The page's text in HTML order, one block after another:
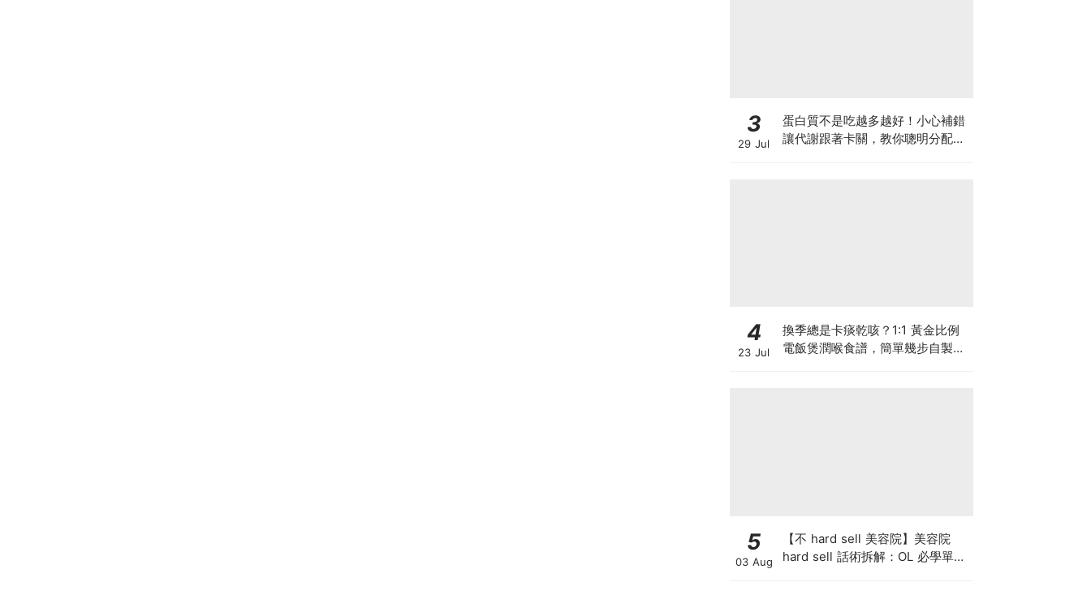
3
29 Jul
蛋白質不是吃越多越好！小心補錯
讓代謝跟著卡關，教你聰明分配三
4
23 Jul
換季總是卡痰乾咳？1:1 黃金比例
電飯煲潤喉食譜，簡單幾步自製天
5
03 Aug
【不 hard sell 美容院】美容院
hard sell 話術拆解：OL 必學單次